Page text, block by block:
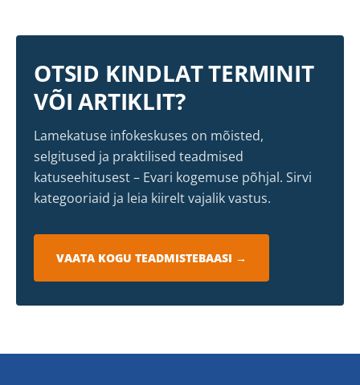
OTSID KINDLAT TERMINIT
VÕI ARTIKLIT?
Lamekatuse infokeskuses on mõisted,
selgitused ja praktilised teadmised
katuseehitusest – Evari kogemuse põhjal. Sirvi
kategooriaid ja leia kiirelt vajalik vastus.
VAATA KOGU TEADMISTEBAASI →